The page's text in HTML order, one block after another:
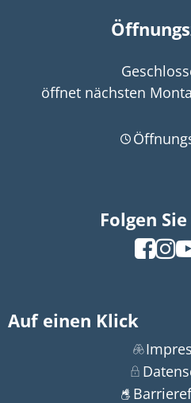
Klicken, um weitere
öffnet nächsten
Folgen
Auf einen Klick